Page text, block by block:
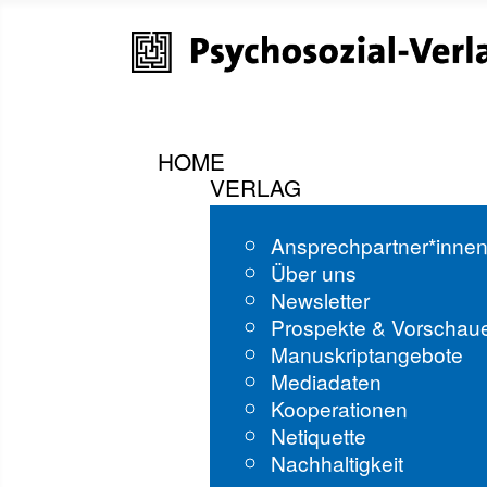
HOME
VERLAG
Über uns
Newsletter
Prospekte &
Manuskriptangebote
Mediadaten
Kooperationen
Netiquette
Nachhaltigkeit